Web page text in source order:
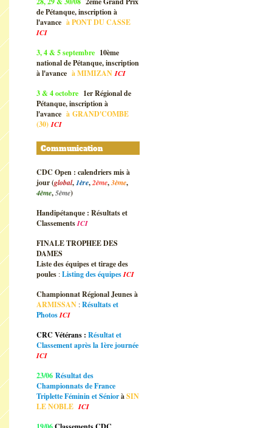
de Pétanque, inscription à
l'avance àPONT DU CASSE
ICI
3, 4 & 5 septembre 10ème
national de Pétanque, inscription
à l'avance àMIMIZAN ICI
3 & 4 octobre 1er Régional de
Pétanque, inscription à
l'avance à GRAND'COMBE
(30) ICI
Communication
CDC Open : calendriers mis à
jour (global,1ère,2ème,3ème,
4ème,5ème)
Handipétanque : Résultats et
ClassementsICI
FINALE TROPHEE DES
DAMES
Liste des équipes et tirage des
poules :Listing des équipesICI
Championnat Régional Jeunes à
ARMISSAN :Résultats et
PhotosICI
CRC Vétérans : Résultat et
Classement après la 1ère journée
ICI
23/06 Résultat des
Championnats de France
Triplette Féminin et SénioràSIN
LE NOBLEICI